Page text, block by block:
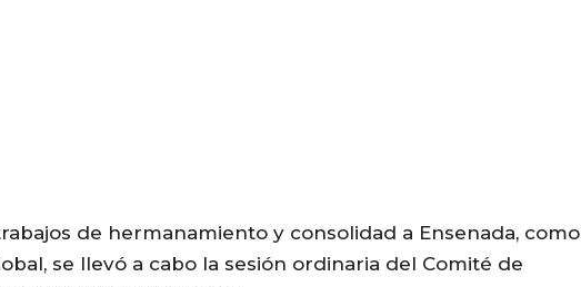
de hermanamiento y consolidad a Ensenada, como
se llevó a cabo la sesión ordinaria del Comité de